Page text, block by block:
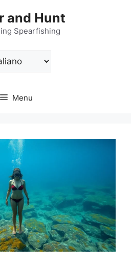
and Hunt
Spearfishing
Menu